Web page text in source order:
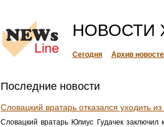
НОВОСТИ
Сегодня Архив
Последние новости
Словацкий вратарь отказался уходить
Словацкий вратарь Юлиус Гудачек заключил